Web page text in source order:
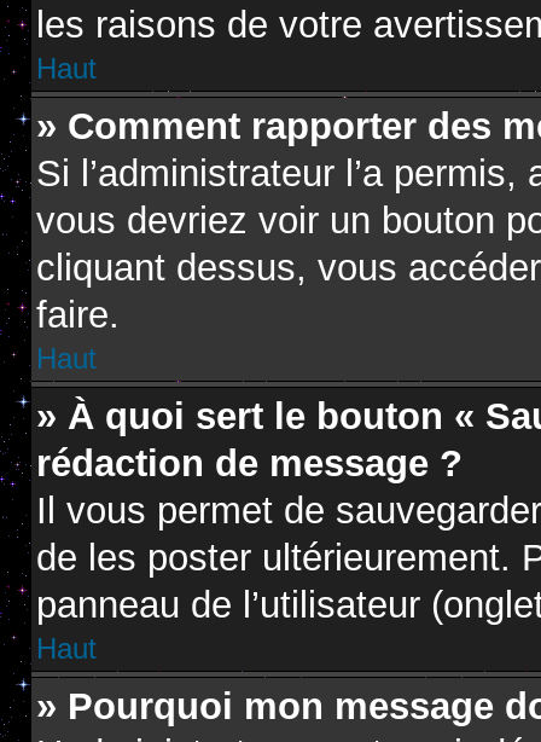
les raisons de votre
Haut
» Comment rapporter des
Si l’administrateur l’a
vous devriez voir un bouton
cliquant dessus, vous
faire.
Haut
» À quoi sert le bouton «
rédaction de message ?
Il vous permet de
de les poster ultérieurement.
panneau de l’utilisateur
Haut
» Pourquoi mon message